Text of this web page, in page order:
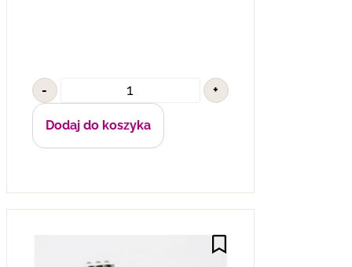
- +
Dodaj do koszyka